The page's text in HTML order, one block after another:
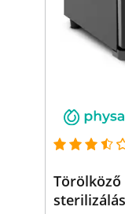
Törölköző